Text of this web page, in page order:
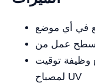
في أي موضع
وظيفة توقيت
لمصباح UV